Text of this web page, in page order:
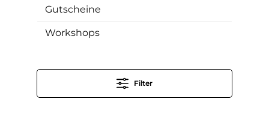
Gutscheine
Workshops
Filter